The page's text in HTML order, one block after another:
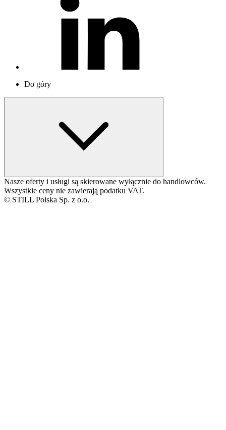
Do góry
Nasze oferty i usługi są skierowane wyłącznie do handlowców.
Wszystkie ceny nie zawierają podatku VAT.
© STILL Polska Sp. z o.o.